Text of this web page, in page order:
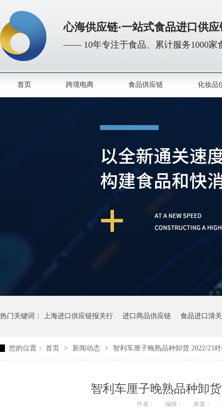
心海供应链·一站式食品进口供
—— 10年专注于食品、累计服务1000
首页 跨境电商 食品供应链 化妆品
热门关键词： 上海进口供应链报关行 进口商品供应链 食品进口清
您的位置： 首页 > 新闻动态 > 智利车厘子晚熟品种卸货 2022/23
智利车厘子晚熟品种卸
作者： 编辑： 来源：